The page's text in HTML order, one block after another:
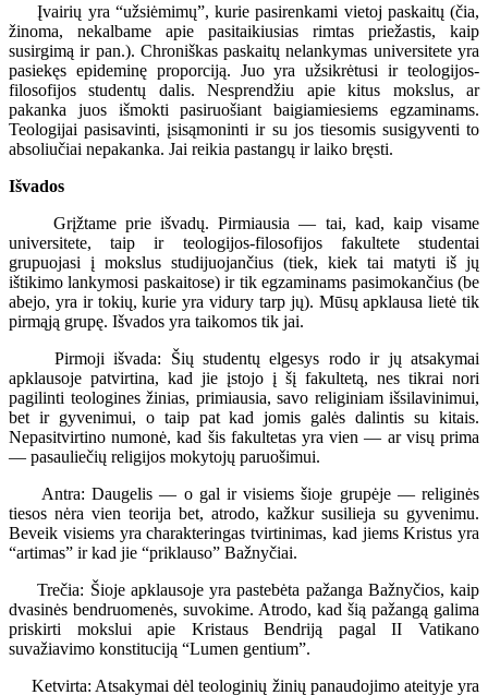
Įvairių yra “užsiėmimų”, kurie pasirenkami vietoj paskaitų (čia,
žinoma, nekalbame apie pasitaikiusias rimtas priežastis, kaip
susirgimą ir pan.). Chroniškas paskaitų nelankymas universitete yra
pasiekęs epideminę proporciją. Juo yra užsikrėtusi ir teologijos-
filosofijos studentų dalis. Nesprendžiu apie kitus mokslus, ar
pakanka juos išmokti pasiruošiant baigiamiesiems egzaminams.
Teologijai pasisavinti, įsisąmoninti ir su jos tiesomis susigyventi to
absoliučiai nepakanka. Jai reikia pastangų ir laiko bręsti.
Išvados
Grįžtame prie išvadų. Pirmiausia — tai, kad, kaip visame
universitete, taip ir teologijos-filosofijos fakultete studentai
grupuojasi į mokslus studijuojančius (tiek, kiek tai matyti iš jų
ištikimo lankymosi paskaitose) ir tik egzaminams pasimokančius (be
abejo, yra ir tokių, kurie yra vidury tarp jų). Mūsų apklausa lietė tik
pirmąją grupę. Išvados yra taikomos tik jai.
Pirmoji išvada: Šių studentų elgesys rodo ir jų atsakymai
apklausoje patvirtina, kad jie įstojo į šį fakultetą, nes tikrai nori
pagilinti teologines žinias, primiausia, savo religiniam išsilavinimui,
bet ir gyvenimui, o taip pat kad jomis galės dalintis su kitais.
Nepasitvirtino numonė, kad šis fakultetas yra vien — ar visų prima
— pasauliečių religijos mokytojų paruošimui.
Antra: Daugelis — o gal ir visiems šioje grupėje — religinės
tiesos nėra vien teorija bet, atrodo, kažkur susilieja su gyvenimu.
Beveik visiems yra charakteringas tvirtinimas, kad jiems Kristus yra
“artimas” ir kad jie “priklauso” Bažnyčiai.
Trečia: Šioje apklausoje yra pastebėta pažanga Bažnyčios, kaip
dvasinės bendruomenės, suvokime. Atrodo, kad šią pažangą galima
priskirti mokslui apie Kristaus Bendriją pagal II Vatikano
suvažiavimo konstituciją “Lumen gentium”.
Ketvirta: Atsakymai dėl teologinių žinių panaudojimo ateityje yra